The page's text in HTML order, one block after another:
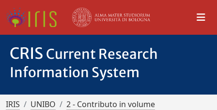
CRIS Current Research
Information System
IRIS UNIBO
2 - Contributo in volume